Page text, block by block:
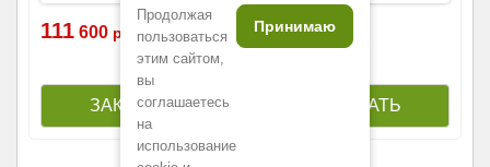
111 600 р. 165 000р.
Продолжая
пользоваться
этим сайтом,
вы
соглашаетесь
на
использование
Принимаю